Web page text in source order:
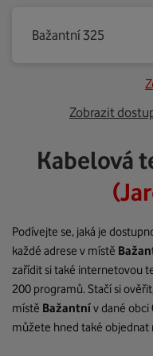
Bažantní 325
Zobrazit
Kabelová
Podívejte se, jaká je
každé adrese v místě
zařídit si také internetovou
200 programů. Stačí si
místě Bažantnív dané obci
můžete hned také objednat